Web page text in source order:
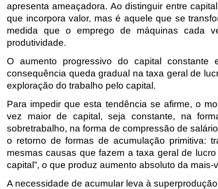
apresenta ameaçadora. Ao distinguir entre
que incorpora valor, mas é aquele que se
medida que o emprego de máquinas cada
produtividade.
O aumento progressivo do capital
consequência queda gradual na taxa geral de
exploração do trabalho pelo capital.
Para impedir que esta tendência se afirme, o
vez maior de capital, seja constante, na
sobretrabalho, na forma de compressão de
o retorno de formas de acumulação primitiva:
mesmas causas que fazem a taxa geral de
capital”, o que produz aumento absoluto da mais-
A necessidade de acumular leva à